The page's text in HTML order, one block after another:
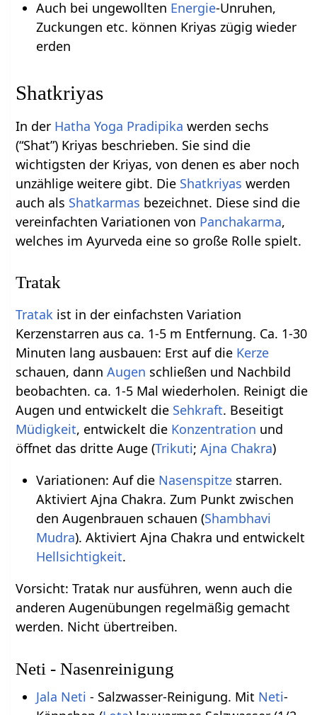
Auch bei ungewollten Energie-Unruhen,
Zuckungen etc. können Kriyas zügig wieder
erden
Shatkriyas
In der Hatha Yoga Pradipika werden sechs
(“Shat”) Kriyas beschrieben. Sie sind die
wichtigsten der Kriyas, von denen es aber noch
unzählige weitere gibt. Die Shatkriyas werden
auch als Shatkarmas bezeichnet. Diese sind die
vereinfachten Variationen von Panchakarma,
welches im Ayurveda eine so große Rolle spielt.
Tratak
Tratak ist in der einfachsten Variation
Kerzenstarren aus ca. 1-5 m Entfernung. Ca. 1-30
Minuten lang ausbauen: Erst auf die Kerze
schauen, dannAugen schließen und Nachbild
beobachten. ca. 1-5 Mal wiederholen. Reinigt die
Augen und entwickelt die Sehkraft. Beseitigt
Müdigkeit, entwickelt die Konzentration und
öffnet das dritte Auge (Trikuti;Ajna Chakra)
Variationen: Auf die Nasenspitzestarren.
Aktiviert Ajna Chakra. Zum Punkt zwischen
den Augenbrauen schauen (Shambhavi
Mudra). Aktiviert Ajna Chakra und entwickelt
Hellsichtigkeit.
Vorsicht: Tratak nur ausführen, wenn auch die
anderen Augenübungen regelmäßig gemacht
werden. Nicht übertreiben.
Neti - Nasenreinigung
Jala Neti - Salzwasser-Reinigung. Mit Neti-